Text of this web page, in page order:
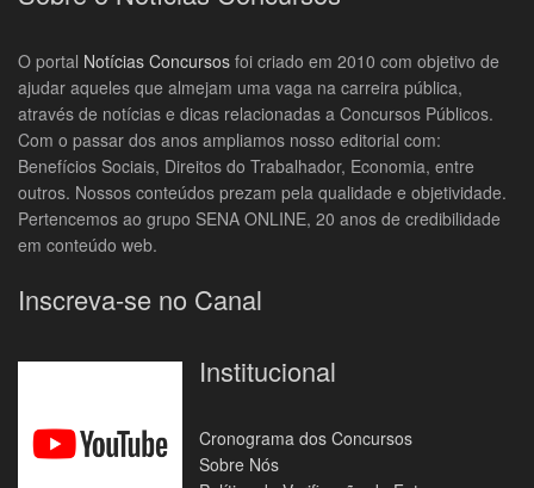
O portal Notícias Concursos foi criado em 2010 com objetivo de
ajudar aqueles que almejam uma vaga na carreira pública,
através de notícias e dicas relacionadas a Concursos Públicos.
Com o passar dos anos ampliamos nosso editorial com:
Benefícios Sociais, Direitos do Trabalhador, Economia, entre
outros. Nossos conteúdos prezam pela qualidade e objetividade.
Pertencemos ao grupo SENA ONLINE, 20 anos de credibilidade
em conteúdo web.
Inscreva-se no Canal
Institucional
Cronograma dos Concursos
Sobre Nós